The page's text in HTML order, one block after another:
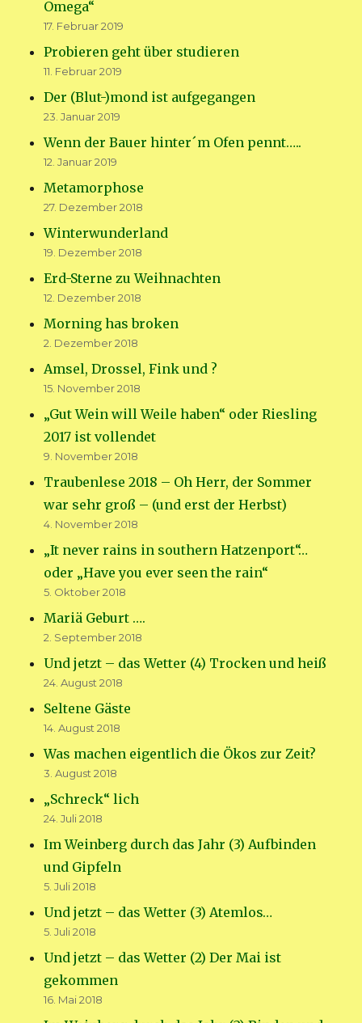
Omega“
17. Februar 2019
Probieren geht über studieren
11. Februar 2019
Der (Blut-)mond ist aufgegangen
23. Januar 2019
Wenn der Bauer hinter´m Ofen pennt…..
12. Januar 2019
Metamorphose
27. Dezember 2018
Winterwunderland
19. Dezember 2018
Erd-Sterne zu Weihnachten
12. Dezember 2018
Morning has broken
2. Dezember 2018
Amsel, Drossel, Fink und ?
15. November 2018
„Gut Wein will Weile haben“ oder Riesling
2017 ist vollendet
9. November 2018
Traubenlese 2018 – Oh Herr, der Sommer
war sehr groß – (und erst der Herbst)
4. November 2018
„It never rains in southern Hatzenport“…
oder „Have you ever seen the rain“
5. Oktober 2018
Mariä Geburt ….
2. September 2018
Und jetzt – das Wetter (4) Trocken und heiß
24. August 2018
Seltene Gäste
14. August 2018
Was machen eigentlich die Ökos zur Zeit?
3. August 2018
„Schreck“ lich
24. Juli 2018
Im Weinberg durch das Jahr (3) Aufbinden
und Gipfeln
5. Juli 2018
Und jetzt – das Wetter (3) Atemlos…
5. Juli 2018
Und jetzt – das Wetter (2) Der Mai ist
gekommen
16. Mai 2018